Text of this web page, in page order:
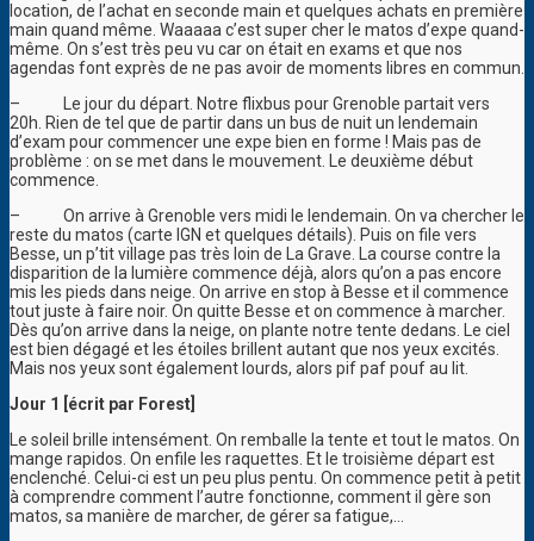
location, de l’achat en seconde main et quelques achats en première
main quand même. Waaaaa c’est super cher le matos d’expe quand-
même. On s’est très peu vu car on était en exams et que nos
agendas font exprès de ne pas avoir de moments libres en commun.
–
Le jour du départ. Notre flixbus pour Grenoble partait vers
20h. Rien de tel que de partir dans un bus de nuit un lendemain
d’exam pour commencer une expe bien en forme ! Mais pas de
problème : on se met dans le mouvement. Le deuxième début
commence.
–
On arrive à Grenoble vers midi le lendemain. On va chercher le
reste du matos (carte IGN et quelques détails). Puis on file vers
Besse, un p’tit village pas très loin de La Grave. La course contre la
disparition de la lumière commence déjà, alors qu’on a pas encore
mis les pieds dans neige. On arrive en stop à Besse et il commence
tout juste à faire noir. On quitte Besse et on commence à marcher.
Dès qu’on arrive dans la neige, on plante notre tente dedans. Le ciel
est bien dégagé et les étoiles brillent autant que nos yeux excités.
Mais nos yeux sont également lourds, alors pif paf pouf au lit.
Jour 1 [écrit par Forest]
Le soleil brille intensément. On remballe la tente et tout le matos. On
mange rapidos. On enfile les raquettes. Et le troisième départ est
enclenché. Celui-ci est un peu plus pentu. On commence petit à petit
à comprendre comment l’autre fonctionne, comment il gère son
matos, sa manière de marcher, de gérer sa fatigue,…